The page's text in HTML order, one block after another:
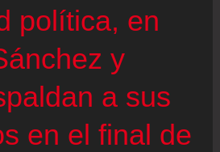
política, en
y
a sus
en el final de